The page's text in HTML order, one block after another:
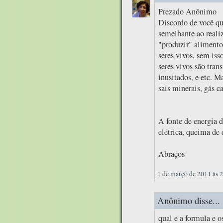
Prezado Anônimo
Discordo de você
semelhante ao
"produzir"
seres vivos, sem
seres vivos são
inusitados, e etc.
sais minerais, gás
A fonte de energia
elétrica, queima de
Abraços
1 de março de 2011 às
Anônimo disse...
qual e a formula e